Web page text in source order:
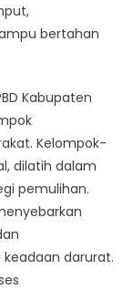
bertahan
Kabupaten
Kelompok-
dilatih dalam
pemulihan.
darurat.